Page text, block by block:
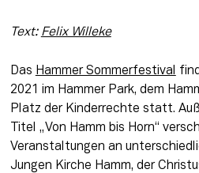
Text: Felix Willeke
Das Hammer Sommerfestival
2021 im Hammer Park, dem
Platz der Kinderrechte statt.
Titel „Von Hamm bis Horn“
Veranstaltungen an
Jungen Kirche Hamm, der